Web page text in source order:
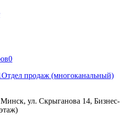
0
Отдел продаж (многоканальный)
Минск, ул. Скрыганова 14, Бизнес-